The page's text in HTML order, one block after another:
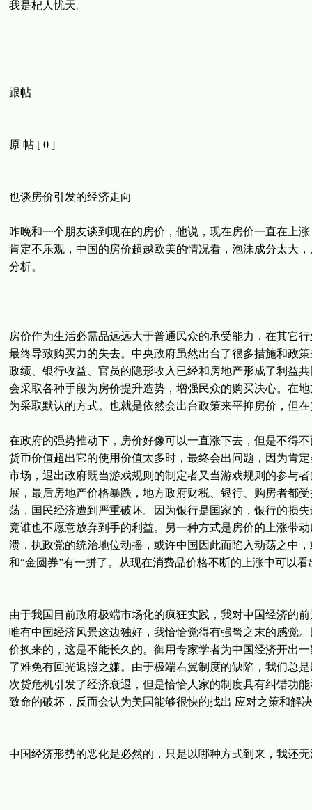
我是杞人忧天。
跟帖
原 帖 [ 0 ]
也谈房价引发的经济走向
昨晚和一个朋友谈到现在的房价，他说，现在房价一直在上
肯定不乐观，中国的房价超越欧美的情况看，泡沫成分太大
分析。
房价作为生活必需品远远大于普通民众的承受能力，在其它
最终导致购买力的失去。中央政府虽然出台了很多措施和政
政绩、银行收益、官员的隐形收入已经和房地产形成了利益
会采取各种手段为房价提升造势，增强民众的购买决心。在
为采取默认的方式。也就是依然会出台政策来平抑房价，但
在政府的强势推动下，房价好像可以一直涨下去，但是不得
货币价值超出它的使用价值太多时，最终会出问题，因为肯
市场，退出政府既当游戏规则的制定者又当游戏规则的参与
展，最后房地产价格暴跌，地方政府财税、银行、购房者都
荡，国民经济遭到严重破坏。因为银行是国家的，银行的损
竟谁也不愿意放弃到手的利益。另一种方式是房价的上涨带
溃，执政党的统治地位动摇，或许中国因此而陷入动荡之中
和“金圆券”有一拼了。从现在消费品价格不断的上涨中可以
由于我国目前政府极端市场化的疯狂实践，我对中国经济的
唯有中国经济风景这边独好，我恰恰觉得有强弩之末的感觉
价换来的，这是不能长久的。御用专家学者为中国经济开出
了难免有回光返照之嫌。由于极端右翼制度的缺陷，我们总
次贷危机引发了经济衰退，但是恰恰人家的制度具有纠错功
致命的破坏，反而会认为美国能够很快的找出 应对之策和解
中国经济形势的恶化是必然的，只是以哪种方式到来，我还